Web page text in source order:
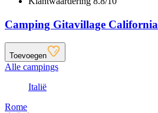
Camping Gitavillage California
Toevoegen
Alle campings
Italië
Rome